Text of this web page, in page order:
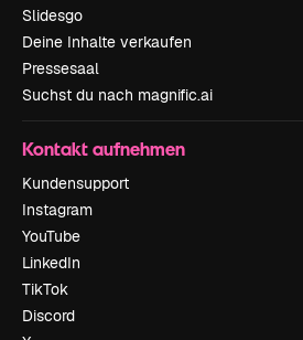
Slidesgo
Deine Inhalte verkaufen
Pressesaal
Suchst du nach magnific.ai
Kontakt aufnehmen
Kundensupport
Instagram
YouTube
LinkedIn
TikTok
Discord